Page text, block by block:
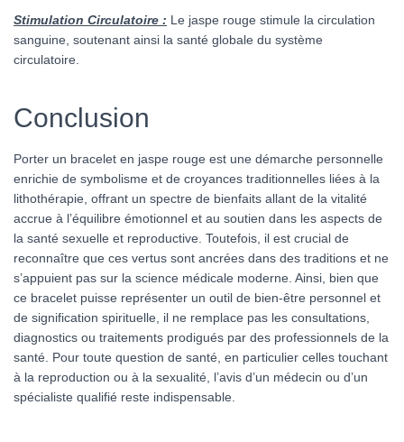
Stimulation Circulatoire : Le jaspe rouge stimule la circulation
sanguine, soutenant ainsi la santé globale du système
circulatoire.
Conclusion
Porter un bracelet en jaspe rouge est une démarche personnelle
enrichie de symbolisme et de croyances traditionnelles liées à la
lithothérapie, offrant un spectre de bienfaits allant de la vitalité
accrue à l’équilibre émotionnel et au soutien dans les aspects de
la santé sexuelle et reproductive. Toutefois, il est crucial de
reconnaître que ces vertus sont ancrées dans des traditions et ne
s’appuient pas sur la science médicale moderne. Ainsi, bien que
ce bracelet puisse représenter un outil de bien-être personnel et
de signification spirituelle, il ne remplace pas les consultations,
diagnostics ou traitements prodigués par des professionnels de la
santé. Pour toute question de santé, en particulier celles touchant
à la reproduction ou à la sexualité, l’avis d’un médecin ou d’un
spécialiste qualifié reste indispensable.